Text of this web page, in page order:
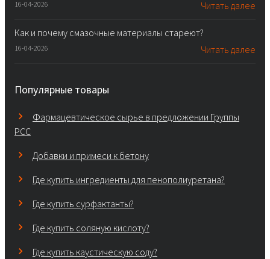
16-04-2026 Читать далее
Как и почему смазочные материалы стареют?
16-04-2026 Читать далее
Популярные товары
Фармацевтическое сырье в предложении Группы
PCC
Добавки и примеси к бетону
Где купить ингредиенты для пенополиуретана?
Где купить сурфактанты?
Где купить соляную кислоту?
Где купить каустическую соду?